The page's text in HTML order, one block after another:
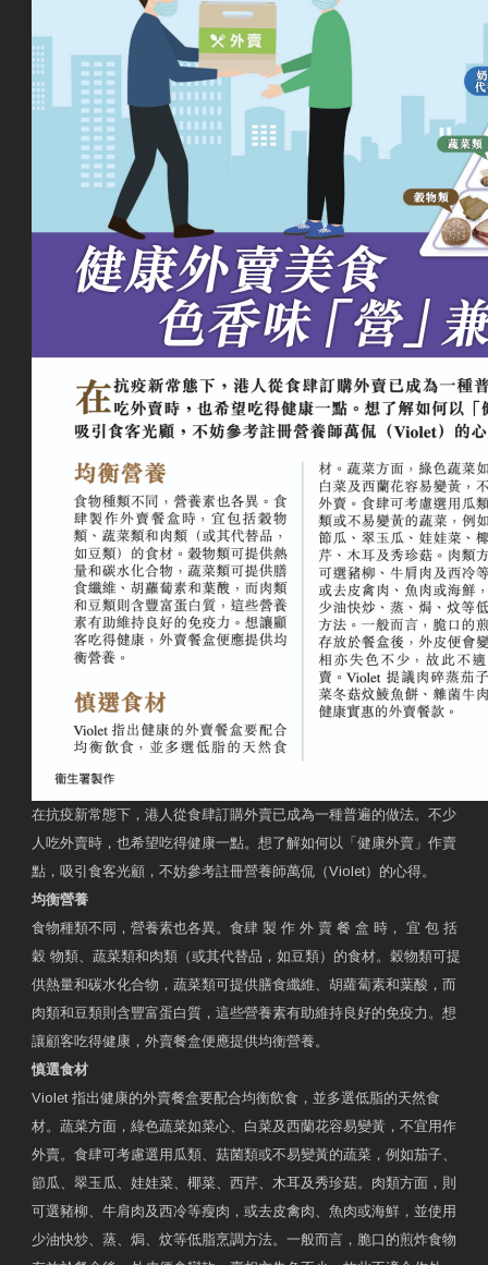
在抗疫新常態下，港人從食肆訂購外賣已成為一種普遍的做法。不少
人吃外賣時，也希望吃得健康一點。想了解如何以「健康外賣」作賣
點，吸引食客光顧，不妨參考註冊營養師萬侃（Violet）的心得。
均衡營養
食物種類不同，營養素也各異。食肆 製 作 外 賣 餐 盒 時， 宜 包 括
穀 物類、蔬菜類和肉類（或其代替品，如豆類）的食材。穀物類可提
供熱量和碳水化合物，蔬菜類可提供膳食纖維、胡蘿蔔素和葉酸，而
肉類和豆類則含豐富蛋白質，這些營養素有助維持良好的免疫力。想
讓顧客吃得健康，外賣餐盒便應提供均衡營養。
慎選食材
Violet 指出健康的外賣餐盒要配合均衡飲食，並多選低脂的天然食
材。蔬菜方面，綠色蔬菜如菜心、白菜及西蘭花容易變黃，不宜用作
外賣。食肆可考慮選用瓜類、菇菌類或不易變黃的蔬菜，例如茄子、
節瓜、翠玉瓜、娃娃菜、椰菜、西芹、木耳及秀珍菇。肉類方面，則
可選豬柳、牛肩肉及西冷等瘦肉，或去皮禽肉、魚肉或海鮮，並使用
少油快炒、蒸、焗、炆等低脂烹調方法。一般而言，脆口的煎炸食物